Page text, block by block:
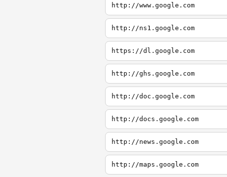
http://www.google.com
http://ns1.google.com
https://dl.google.com
http://ghs.google.com
http://doc.google.com
http://docs.google.com
http://news.google.com
http://maps.google.com